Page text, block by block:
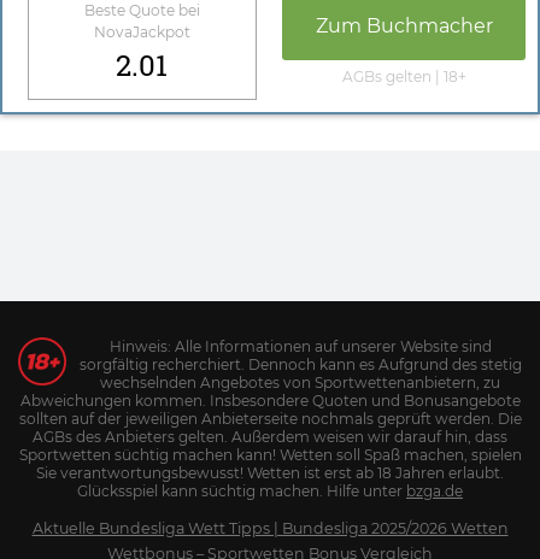
Beste Quote bei
NovaJackpot
2.01
Zum Buchmacher
AGBs gelten | 18+
Hinweis: Alle Informationen auf unserer Website sind
sorgfältig recherchiert. Dennoch kann es Aufgrund des stetig
wechselnden Angebotes von Sportwettenanbietern, zu
Abweichungen kommen. Insbesondere Quoten und Bonusangebote
sollten auf der jeweiligen Anbieterseite nochmals geprüft werden. Die
AGBs des Anbieters gelten. Außerdem weisen wir darauf hin, dass
Sportwetten süchtig machen kann! Wetten soll Spaß machen, spielen
Sie verantwortungsbewusst! Wetten ist erst ab 18 Jahren erlaubt.
Glücksspiel kann süchtig machen. Hilfe unter bzga.de
Aktuelle Bundesliga Wett Tipps | Bundesliga 2025/2026 Wetten
Wettbonus – Sportwetten Bonus Vergleich